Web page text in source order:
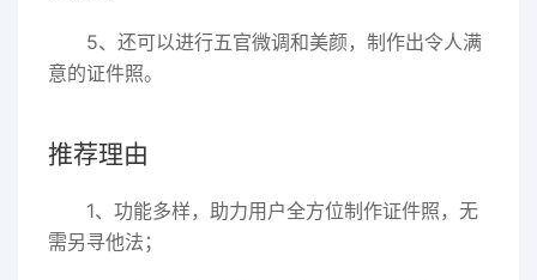
5、还可以进行五官微调和美颜，制作出令人满
意的证件照。
推荐理由
1、功能多样，助力用户全方位制作证件照，无
需另寻他法；